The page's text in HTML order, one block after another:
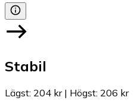
Stabil
Lägst: 204 kr| Högst: 206 kr